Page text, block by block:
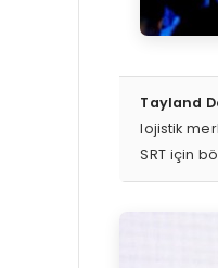
Tayland
lojistik
SRT için